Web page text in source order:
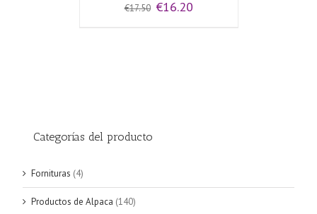
€17.50 El
€16.20El
Categorías del producto
Fornituras (4)
Productos de Alpaca (140)